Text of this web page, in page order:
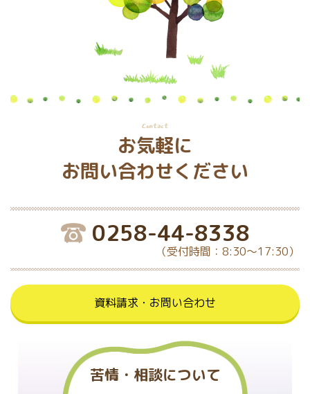
Contact
お気軽に
お問い合わせください
0258-44-8338
（受付時間：8:30～17:30）
資料請求・お問い合わせ
苦情・相談について